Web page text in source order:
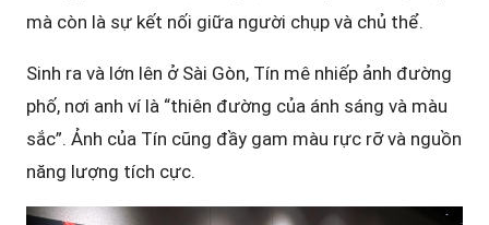
mà còn là sự kết nối giữa người chụp và chủ thể.
Sinh ra và lớn lên ở Sài Gòn, Tín mê nhiếp ảnh đường
phố, nơi anh ví là “thiên đường của ánh sáng và màu
sắc”. Ảnh của Tín cũng đầy gam màu rực rỡ và nguồn
năng lượng tích cực.